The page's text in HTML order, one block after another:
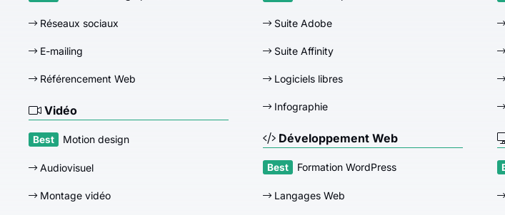
Réseaux sociaux
E-mailing
Référencement Web
Vidéo
Motion design
Audiovisuel
Montage vidéo
Suite Adobe
Suite Affinity
Logiciels libres
Infographie
Développement Web
Formation WordPress
Langages Web